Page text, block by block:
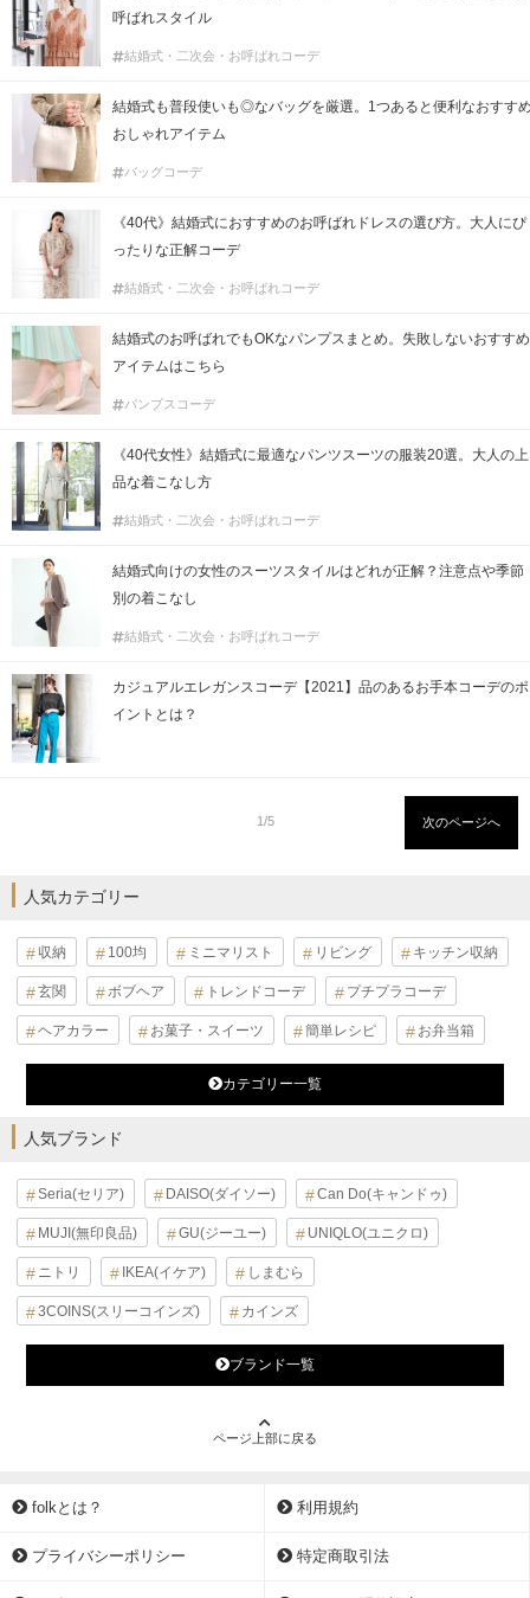
呼ばれスタイル
結婚式・二次会・お呼ばれコーデ
結婚式も普段使いも◎なバッグを厳選。1つあると便利なおすす
おしゃれアイテム
バッグコーデ
《40代》結婚式におすすめのお呼ばれドレスの選び方。大人にぴ
ったりな正解コーデ
結婚式・二次会・お呼ばれコーデ
結婚式のお呼ばれでもOKなパンプスまとめ。失敗しないおすすめ
アイテムはこちら
パンプスコーデ
《40代女性》結婚式に最適なパンツスーツの服装20選。大人の上
品な着こなし方
結婚式・二次会・お呼ばれコーデ
結婚式向けの女性のスーツスタイルはどれが正解？注意点や季節
別の着こなし
結婚式・二次会・お呼ばれコーデ
カジュアルエレガンスコーデ【2021】品のあるお手本コーデのポ
イントとは？
1/5 次のページへ
人気カテゴリー
収納 100均 ミニマリスト リビング キッチン収納
玄関 ボブヘア トレンドコーデ プチプラコーデ
ヘアカラー お菓子・スイーツ 簡単レシピ お弁当箱
カテゴリー一覧
人気ブランド
Seria(セリア) DAISO(ダイソー) Can Do(キャンドゥ)
MUJI(無印良品) GU(ジーユー) UNIQLO(ユニクロ)
ニトリ IKEA(イケア) しまむら
3COINS(スリーコインズ) カインズ
ブランド一覧
ページ上部に戻る
folkとは？ 利用規約
プライバシーポリシー 特定商取引法